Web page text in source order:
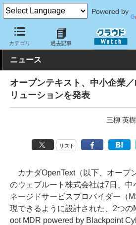
Powered by
カテゴリ 過去記事
クラウド Watch セキュリティ セキュ
ニュース
オープンテキスト、中小企業
リューションを発表
三柳 英樹
リスト
カナダOpenText（以下、オープ
のウェブルート株式会社は7日、中
ネージドサービスプロバイダー（
現できるように設計された、2つ
oot MDR powered by Blackpoint